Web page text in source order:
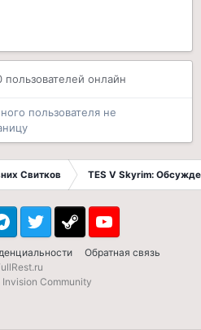
пользователей онлайн
пользователя не
Свитков TES V Skyrim:
Обратная связь
TelegramTwitter Steam Youtube
Community